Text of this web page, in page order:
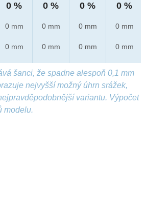
0 %
0 mm
0 mm
0 %
0 mm
0 mm
0 %
0 mm
0 mm
0 %
0 mm
0 mm
šanci, že spadne alespoň 0,1 mm
nejvyšší možný úhrn srážek,
variantu. Výpočet
modelu.